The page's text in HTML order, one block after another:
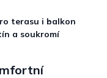
terasu i balkon
a soukromí